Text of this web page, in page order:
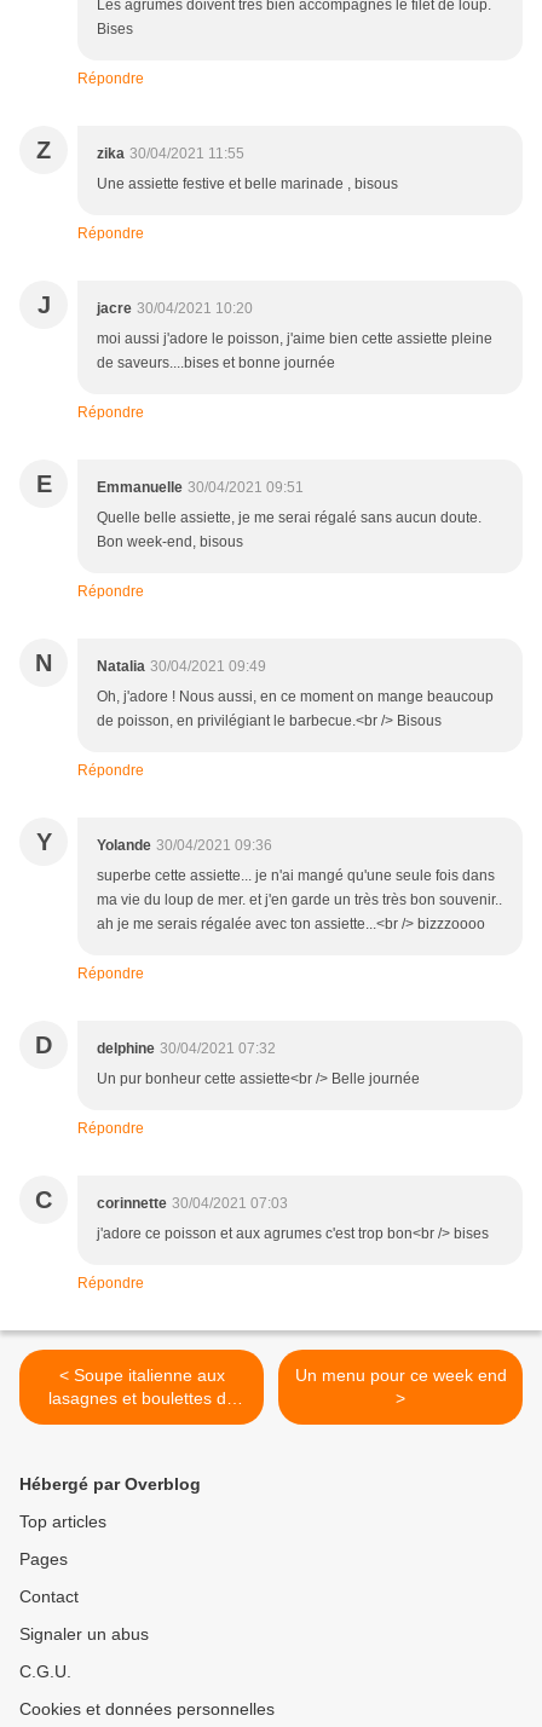
Les agrumes doivent très bien accompagnés le filet de loup.
Bises
Répondre
Z zika 30/04/2021 11:55
Une assiette festive et belle marinade , bisous
Répondre
J jacre 30/04/2021 10:20
moi aussi j'adore le poisson, j'aime bien cette assiette pleine
de saveurs....bises et bonne journée
Répondre
E Emmanuelle 30/04/2021 09:51
Quelle belle assiette, je me serai régalé sans aucun doute.
Bon week-end, bisous
Répondre
N Natalia 30/04/2021 09:49
Oh, j'adore ! Nous aussi, en ce moment on mange beaucoup
de poisson, en privilégiant le barbecue.<br /> Bisous
Répondre
Y Yolande 30/04/2021 09:36
superbe cette assiette... je n'ai mangé qu'une seule fois dans
ma vie du loup de mer. et j'en garde un très très bon souvenir..
ah je me serais régalée avec ton assiette...<br /> bizzzoooo
Répondre
D delphine 30/04/2021 07:32
Un pur bonheur cette assiette<br /> Belle journée
Répondre
C corinnette 30/04/2021 07:03
j'adore ce poisson et aux agrumes c'est trop bon<br /> bises
Répondre
< Soupe italienne aux
lasagnes et boulettes de
boeuf
Un menu pour ce week end
>
Hébergé par Overblog
Top articles
Pages
Contact
Signaler un abus
C.G.U.
Cookies et données personnelles